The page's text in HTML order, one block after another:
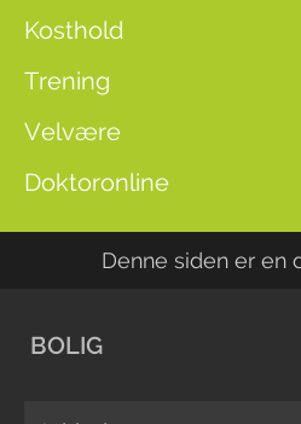
Kosthold
Trening
Velvære
Doktoronline
Denne siden er en
BOLIG